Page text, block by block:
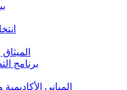
برنامج
المباني